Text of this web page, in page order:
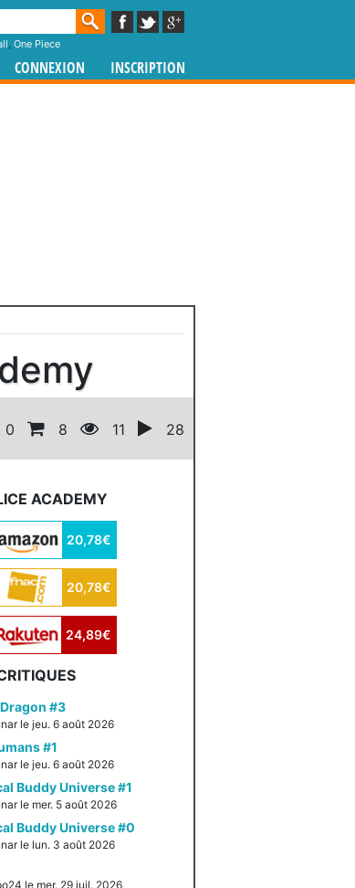
, One Piece
CONNEXION INSCRIPTION
0 8 11 28
ACADEMY
20,78€
20,78€
24,89€
#3
le jeu. 6 août 2026
#1
le jeu. 6 août 2026
Buddy Universe #1
le mer. 5 août 2026
Buddy Universe #0
le lun. 3 août 2026
le mer. 29 juil. 2026